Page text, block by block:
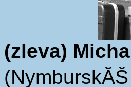
(zleva)